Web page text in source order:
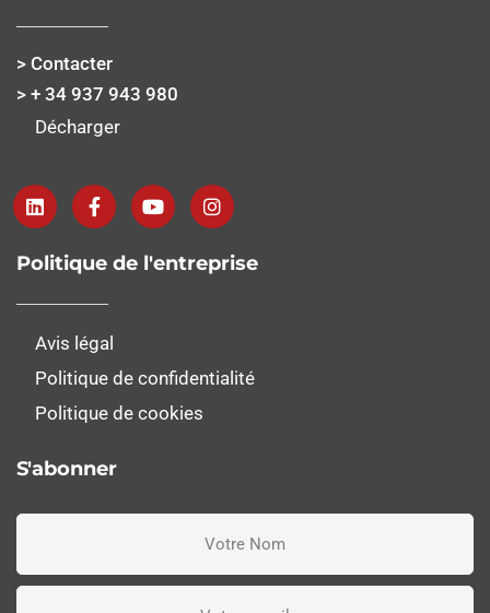
> Contacter
> + 34 937 943 980
Décharger
Politique de l'entreprise
Avis légal
Politique de confidentialité
Politique de cookies
S'abonner